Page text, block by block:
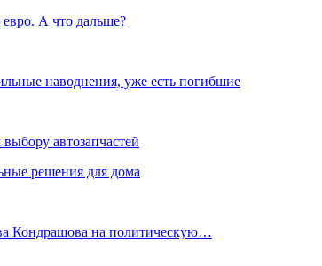
А что дальше?
наводнения, уже есть погибшие
автозапчастей
решения для дома
Кондрашова на политическую…